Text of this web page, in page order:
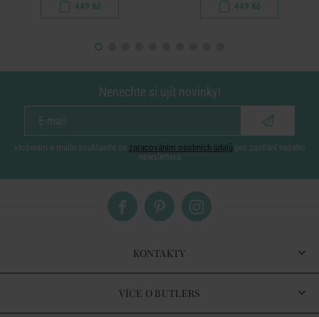
449 Kč 449 Kč
Nenechte si ujít novinky!
vložením e-mailu souhlasíte se zpracováním osobních údajů pro zasílání našeho
newsletteru
KONTAKTY
VÍCE O BUTLERS